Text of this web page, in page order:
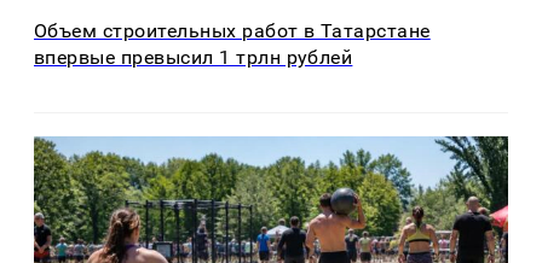
Объем строительных работ в Татарстане
впервые превысил 1 трлн рублей